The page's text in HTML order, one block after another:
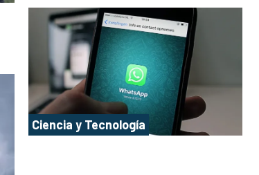
Ciencia y Tecnología